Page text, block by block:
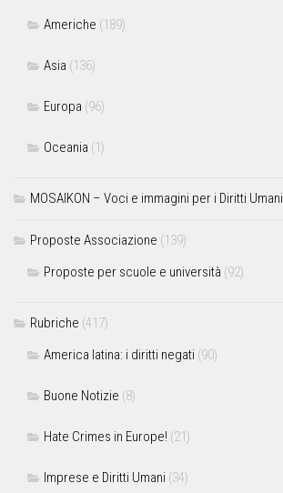
Americhe (189)
Asia (136)
Europa (96)
Oceania (1)
MOSAIKON – Voci e immagini per i Diritti Umani
Proposte Associazione (139)
Proposte per scuole e università (92)
Rubriche (417)
America latina: i diritti negati (90)
Buone Notizie (8)
Hate Crimes in Europe! (21)
Imprese e Diritti Umani (34)